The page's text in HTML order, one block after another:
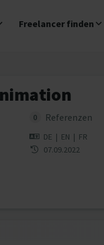
Freelancer finden
0 Referenzen
DE | EN | FR
07.09.2022